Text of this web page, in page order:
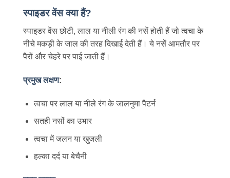
स्पाइडर वेंस क्या हैं?
स्पाइडर वेंस छोटी, लाल या नीली रंग की नसें होती हैं जो त्वचा के
नीचे मकड़ी के जाल की तरह दिखाई देती हैं। ये नसें आमतौर पर
पैरों और चेहरे पर पाई जाती हैं।
प्रमुख लक्षण:
त्वचा पर लाल या नीले रंग के जालनुमा पैटर्न
सतही नसों का उभार
त्वचा में जलन या खुजली
हल्का दर्द या बेचैनी